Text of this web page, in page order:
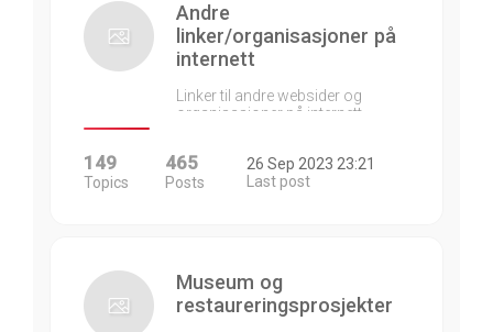
Andre
linker/organisasjoner på
internett
Linker til andre websider og
organisasjoner på internett…
149
Topics
465
Posts
26 Sep 2023 23:21
Last post
Museum og
restaureringsprosjekter